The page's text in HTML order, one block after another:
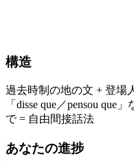
構造
過去時制の地の文 + 登場
「disse que／pensou que
で = 自由間接話法
あなたの進捗